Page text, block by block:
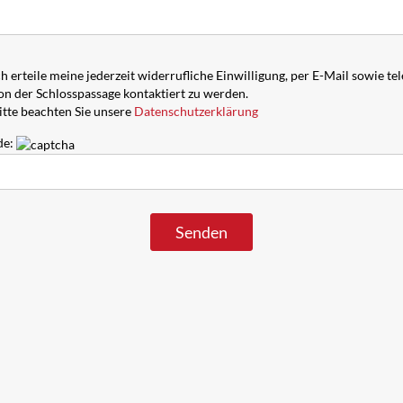
erteile meine jederzeit widerrufliche Einwilligung, per E-Mail sowie
der Schlosspassage kontaktiert zu werden.
beachten Sie unsere Datenschutzerklärung